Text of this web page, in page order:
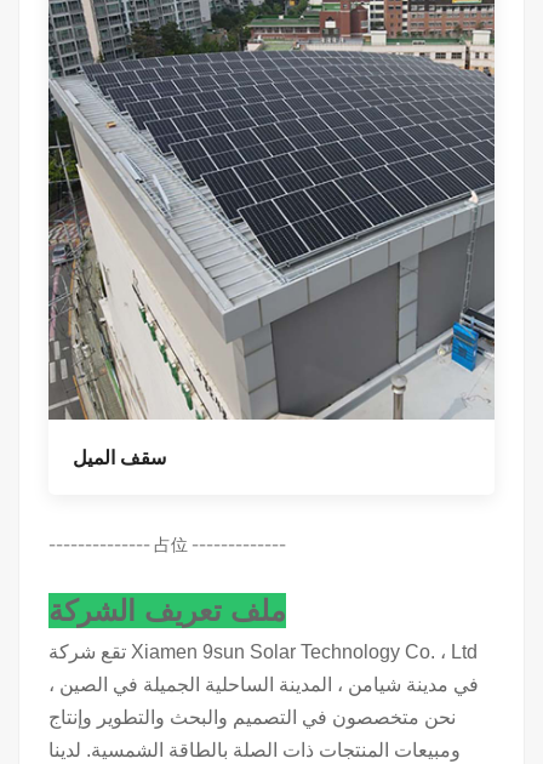
سقف الميل
-------------- 占位 -------------
ملف تعريف الشركة
تقع شركة Xiamen 9sun Solar Technology Co. ، Ltd
في مدينة شيامن ، المدينة الساحلية الجميلة في الصين ،
نحن متخصصون في التصميم والبحث والتطوير وإنتاج
ومبيعات المنتجات ذات الصلة بالطاقة الشمسية. لدينا